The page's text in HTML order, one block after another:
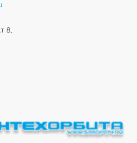
8,